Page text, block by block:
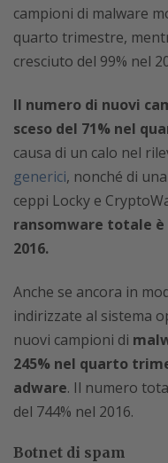
campioni di malware
quarto trimestre,
cresciuto del 99% nel
Il numero di nuovi
sceso del 71% nel
causa di un calo nel
generici, nonché di
ceppi Locky e
ransomware totale è
2016.
Anche se ancora in
indirizzate al sistema
nuovi campioni di
245% nel quarto
adware. Il numero
del 744% nel 2016.
Botnet di spam